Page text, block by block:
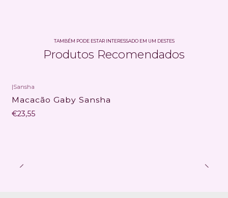
TAMBÉM PODE ESTAR INTERESSADO EM UM DESTES
Produtos Recomendados
|Sansha
Macacão Gaby Sansha
€23,55